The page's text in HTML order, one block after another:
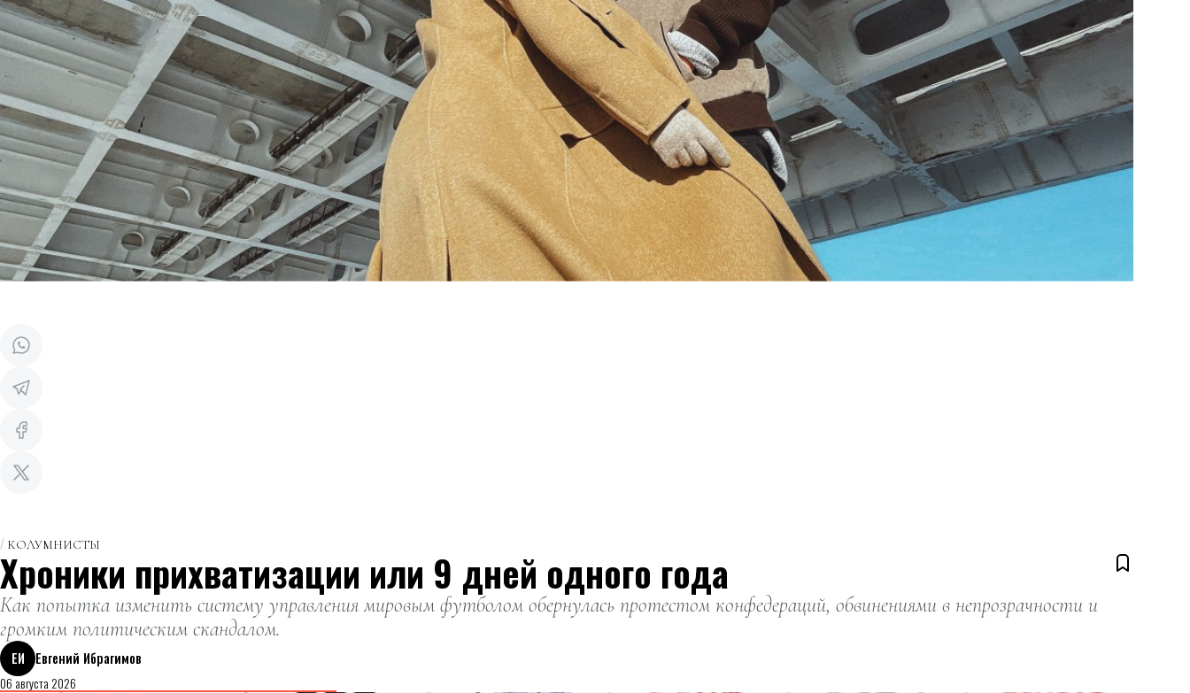
КОЛУМНИСТЫ
Хроники прихватизации или 9 дней одного года
Как попытка изменить систему управления мировым футболом обернулась протестом конфедераций, обвинениями в непрозрачности и
громким политическим скандалом.
ЕИ
Евгений Ибрагимов
06 августа 2026